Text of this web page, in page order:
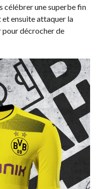
célébrer une superbe fin
et ensuite attaquer la
pour décrocher de